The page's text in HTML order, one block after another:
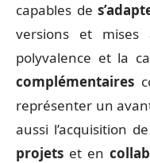
capables de
versions et
polyvalence et la
complémentaires
représenter un
aussi l’acquisition
projets et en